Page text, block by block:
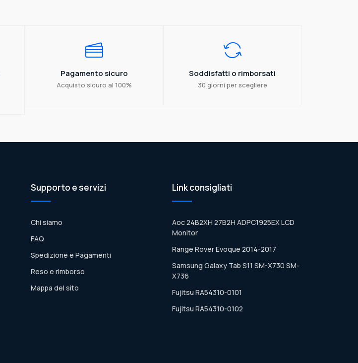
Pagamento sicuro
Acquisto sicuro al 100%
Soddisfatti o rimborsati
30 giorni per scegliere
Supporto e servizi
Chi siamo
FAQ
Spedizione e Pagamenti
Reso e rimborso
Mappa del sito
Link consigliati
Aoc 24B2XH 27B2H ADPC1925EX LCD
Monitor
Range Rover Evoque 2014-2017
Samsung Galaxy Tab S11 SM-X730 SM-
X736
Fujitsu RA54310-0101
Fujitsu RA54310-0102